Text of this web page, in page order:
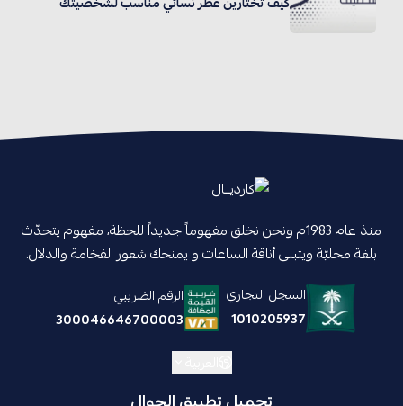
منذ عام 1983م ونحن نخلق مفهوماً جديداً للحظة، مفهوم يتحدّث
بلغة محليّة ويتبنى أناقة الساعات و يمنحك شعور الفخامة والدلال.
السجل التجاري
1010205937
الرقم الضريبي
300046646700003